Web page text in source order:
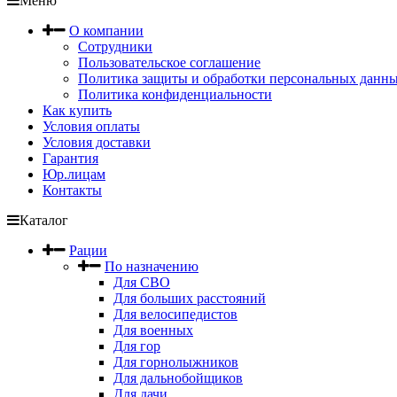
О компании
Сотрудники
Пользовательское соглашение
Политика защиты и обработки персональных
Политика конфиденциальности
Как купить
Условия оплаты
Условия доставки
Гарантия
Юр.лицам
Контакты
Каталог
Рации
По назначению
Для СВО
Для больших расстояний
Для велосипедистов
Для военных
Для гор
Для горнолыжников
Для дальнобойщиков
Для дачи